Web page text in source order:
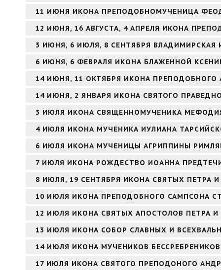
11 ИЮНЯ ИКОНА ПРЕПОДОБНОМУЧЕНИЦА
12 ИЮНЯ, 16 АВГУСТА, 4 АПРЕЛЯ ИКОНА
3 ИЮНЯ, 6 ИЮЛЯ, 8 СЕНТЯБРЯ
6 ИЮНЯ, 6 ФЕВРАЛЯ ИКОНА БЛАЖЕННОЙ
14 ИЮНЯ, 11 ОКТЯБРЯ ИКОНА ПРЕПОДОБНОГО
14 ИЮНЯ, 2 ЯНВАРЯ ИКОНА СВЯТОГО
3 ИЮЛЯ ИКОНА СВЯЩЕННОМУЧЕНИКА
4 ИЮЛЯ ИКОНА МУЧЕНИКА ИУЛИАНА
6 ИЮЛЯ ИКОНА МУЧЕНИЦЫ АГРИППИНЫ
7 ИЮЛЯ ИКОНА РОЖДЕСТВО ИОАННА
8 ИЮЛЯ, 19 СЕНТЯБРЯ ИКОНА СВЯТЫХ ПЕТРА
10 ИЮЛЯ ИКОНА ПРЕПОДОБНОГО САМПСОНА
12 ИЮЛЯ ИКОНА СВЯТЫХ АПОСТОЛОВ ПЕТРА И
13 ИЮЛЯ ИКОНА СОБОР СЛАВНЫХ И
14 ИЮЛЯ ИКОНА МУЧЕНИКОВ
17 ИЮЛЯ ИКОНА СВЯТОГО ПРЕПОДОНОГО